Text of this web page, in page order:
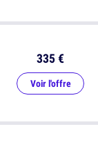
335 €
Voir l'offre